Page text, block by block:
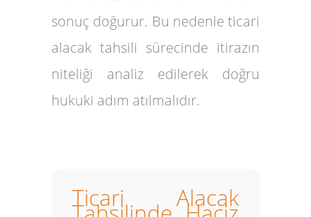
sonuç doğurur. Bu nedenle ticari
alacak tahsili sürecinde itirazın
niteliği analiz edilerek doğru
hukuki adım atılmalıdır.
Ticari Alacak